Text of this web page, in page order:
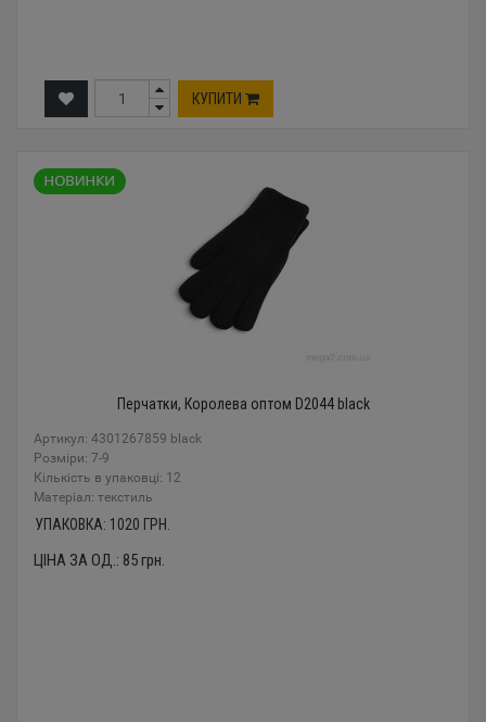
КУПИТИ
Перчатки, Королева оптом D2044 black
Артикул: 4301267859 black
Розміри: 7-9
Кількість в упаковці: 12
Mатеріал: текстиль
УПАКОВКА: 1020 ГРН.
ЦІНА ЗА ОД.: 85грн.